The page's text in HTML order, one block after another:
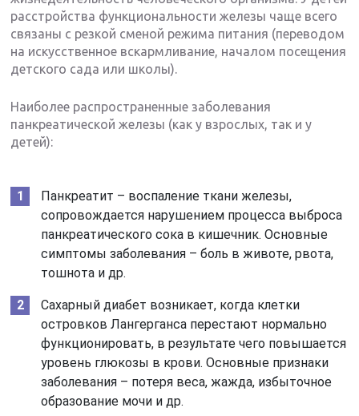
расстройства функциональности железы чаще всего
связаны с резкой сменой режима питания (переводом
на искусственное вскармливание, началом посещения
детского сада или школы).
Наиболее распространенные заболевания
панкреатической железы (как у взрослых, так и у
детей):
Панкреатит – воспаление ткани железы,
сопровождается нарушением процесса выброса
панкреатического сока в кишечник. Основные
симптомы заболевания – боль в животе, рвота,
тошнота и др.
Сахарный диабет возникает, когда клетки
островков Лангерганса перестают нормально
функционировать, в результате чего повышается
уровень глюкозы в крови. Основные признаки
заболевания – потеря веса, жажда, избыточное
образование мочи и др.